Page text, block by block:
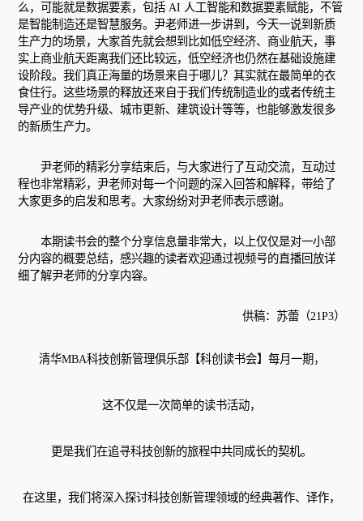
么，可能就是数据要素，包括 AI 人工智能和数据要素赋能，不管
是智能制造还是智慧服务。尹老师进一步讲到，今天一说到新质
生产力的场景，大家首先就会想到比如低空经济、商业航天，事
实上商业航天距离我们还比较远，低空经济也仍然在基础设施建
设阶段。我们真正海量的场景来自于哪儿？其实就在最简单的衣
食住行。这些场景的释放还来自于我们传统制造业的或者传统主
导产业的优势升级、城市更新、建筑设计等等，也能够激发很多
的新质生产力。
尹老师的精彩分享结束后，与大家进行了互动交流，互动过
程也非常精彩，尹老师对每一个问题的深入回答和解释，带给了
大家更多的启发和思考。大家纷纷对尹老师表示感谢。
本期读书会的整个分享信息量非常大，以上仅仅是对一小部
分内容的概要总结，感兴趣的读者欢迎通过视频号的直播回放详
细了解尹老师的分享内容。
供稿：苏蕾（21P3）
清华MBA科技创新管理俱乐部【科创读书会】每月一期，
这不仅是一次简单的读书活动，
更是我们在追寻科技创新的旅程中共同成长的契机。
在这里，我们将深入探讨科技创新管理领域的经典著作、译作，